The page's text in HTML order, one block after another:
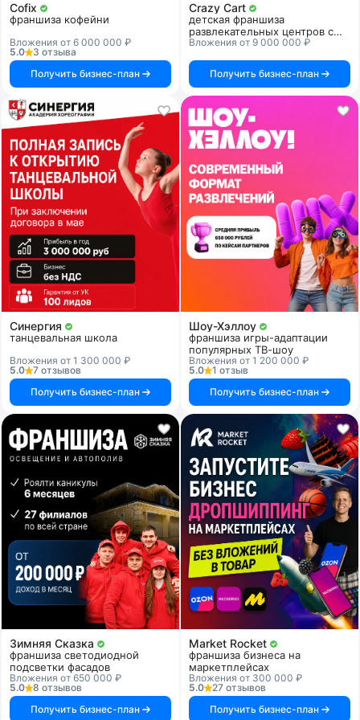
Cofix
франшиза кофейни
Вложения от 6 000 000 ₽
5.0
3 отзыва
Получить бизнес-план
Crazy Cart
детская франшиза
развлекательных центров с
дрифт-картингом
Вложения от 9 000 000 ₽
Получить бизнес-план
Синергия
танцевальная школа
Вложения от 1 300 000 ₽
5.0
7 отзывов
Получить бизнес-план
Шоу-Хэллоу
франшиза игры-адаптации
популярных ТВ-шоу
Вложения от 1 200 000 ₽
5.0
1 отзыв
Получить бизнес-план
Зимняя Сказка
франшиза светодиодной
подсветки фасадов
Вложения от 650 000 ₽
5.0
8 отзывов
Получить бизнес-план
Market Rocket
франшиза бизнеса на
маркетплейсах
Вложения от 300 000 ₽
5.0
27 отзывов
Получить бизнес-план